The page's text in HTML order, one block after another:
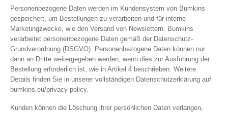
Personenbezogene Daten werden im Kundensystem von Bumkins
gespeichert, um Bestellungen zu verarbeiten und für interne
Marketingzwecke, wie den Versand von Newslettern. Bumkins
verarbeitet personenbezogene Daten gemäß der Datenschutz-
Grundverordnung (DSGVO). Personenbezogene Daten können nur
dann an Dritte weitergegeben werden, wenn dies zur Ausführung der
Bestellung erforderlich ist, wie in Artikel 4 beschrieben. Weitere
Details finden Sie in unserer vollständigen Datenschutzerklärung auf
bumkins.eu/privacy-policy.
Kunden können die Löschung ihrer persönlichen Daten verlangen,